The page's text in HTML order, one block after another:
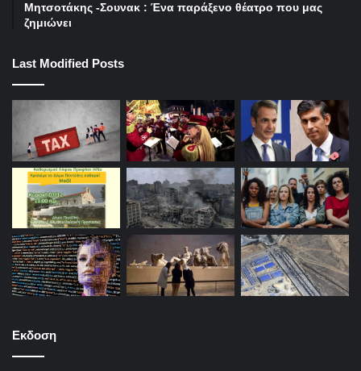
Μητσοτάκης -Σουνακ : Ένα παράξενο θέατρο που μας
ζημιώνει
Last Modified Posts
Εκδοση